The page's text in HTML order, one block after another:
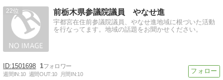
22 前栃木県参議院議員 やなせ進
宇都宮在住前参議院議員、やなせ進地域に根づいた活動
を行なってます。地域の話題をお聞かせください。
1501698 1
週間IN:10 週間OUT:10 月間IN:10